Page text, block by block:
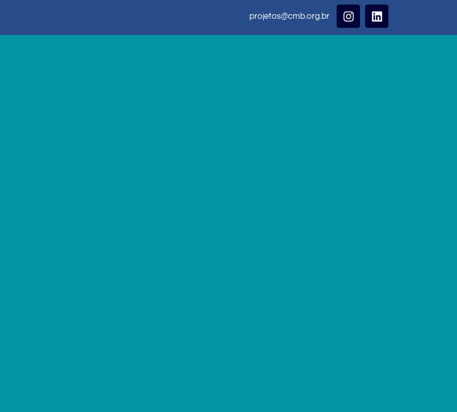
projetos@cmb.org.br